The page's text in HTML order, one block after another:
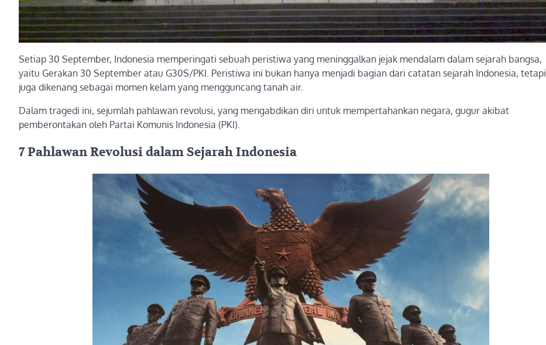
Setiap 30 September, Indonesia memperingati sebuah peristiwa yang meninggalkan jejak mendalam dalam sejarah bangsa,
yaitu Gerakan 30 September atau G30S/PKI. Peristiwa ini bukan hanya menjadi bagian dari catatan sejarah Indonesia, tetapi
juga dikenang sebagai momen kelam yang mengguncang tanah air.
Dalam tragedi ini, sejumlah pahlawan revolusi, yang mengabdikan diri untuk mempertahankan negara, gugur akibat
pemberontakan oleh Partai Komunis Indonesia (PKI).
7 Pahlawan Revolusi dalam Sejarah Indonesia